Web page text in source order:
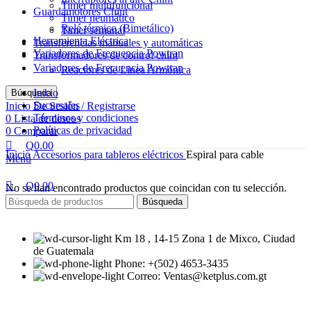
Timer multifuncional
Timer neumático
Timer semanal
Transferencias manuales y automáticas
Transformadores de control chint
Variadores de Frecuencia Powtran
Búsqueda
Inicio De Sesión / Registrarse
0 Lista de deseos
0 Comparar
Q0.00
Menú
Q0.00
Guardamotores Chint
Relé térmico (Bimetálico)
Herramienta Eléctrica
Variadores de Frecuencia Powtran
Reactores de Linea Armónica
Inicio
Sucursales
Términos y condiciones
Políticas de privacidad
InicioAccesorios para tableros eléctricos Espiral para cable
No se han encontrado productos que coincidan con tu selección.
Búsqueda
Km 18 , 14-15 Zona 1 de Mixco, Ciudad
de Guatemala
Phone: +(502) 4653-3435
Correo: Ventas@ketplus.com.gt